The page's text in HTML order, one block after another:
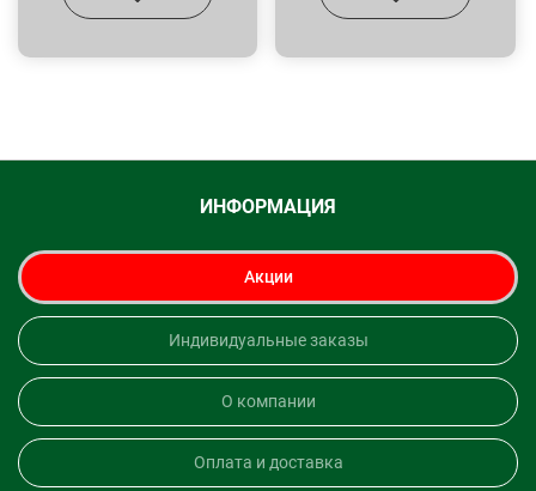
ИНФОРМАЦИЯ
Акции
Индивидуальные заказы
О компании
Оплата и доставка